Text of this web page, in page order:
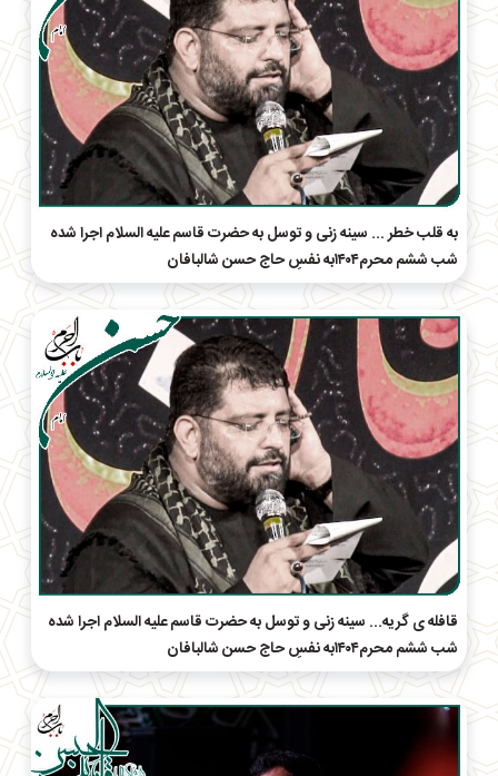
به قلب خطر ... سینه زنی و توسل به حضرت قاسم علیه السلام اجرا شده
شب ششم محرم۱۴۰۴به نفسِ حاج‌ حسن شالبافان
قافله ی گریه... سینه زنی و توسل به حضرت قاسم علیه السلام اجرا شده
شب ششم محرم۱۴۰۴به نفسِ حاج‌ حسن شالبافان